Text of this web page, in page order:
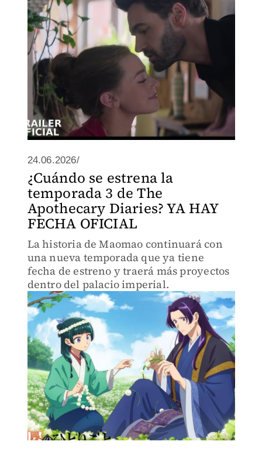
24.06.2026/
¿Cuándo se estrena la
temporada 3 de The
Apothecary Diaries? YA HAY
FECHA OFICIAL
La historia de Maomao continuará con
una nueva temporada que ya tiene
fecha de estreno y traerá más proyectos
dentro del palacio imperial.